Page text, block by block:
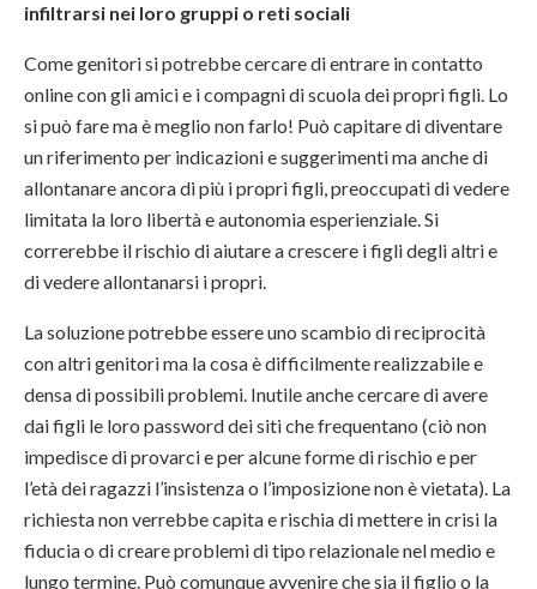
infiltrarsi nei loro gruppi o reti sociali
Come genitori si potrebbe cercare di entrare in contatto
online con gli amici e i compagni di scuola dei propri figli. Lo
si può fare ma è meglio non farlo! Può capitare di diventare
un riferimento per indicazioni e suggerimenti ma anche di
allontanare ancora di più i propri figli, preoccupati di vedere
limitata la loro libertà e autonomia esperienziale. Si
correrebbe il rischio di aiutare a crescere i figli degli altri e
di vedere allontanarsi i propri.
La soluzione potrebbe essere uno scambio di reciprocità
con altri genitori ma la cosa è difficilmente realizzabile e
densa di possibili problemi. Inutile anche cercare di avere
dai figli le loro password dei siti che frequentano (ciò non
impedisce di provarci e per alcune forme di rischio e per
l’età dei ragazzi l’insistenza o l’imposizione non è vietata). La
richiesta non verrebbe capita e rischia di mettere in crisi la
fiducia o di creare problemi di tipo relazionale nel medio e
lungo termine. Può comunque avvenire che sia il figlio o la